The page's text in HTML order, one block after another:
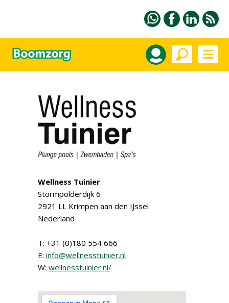
Wellness Tuinier
Stormpolderdijk 6
2921 LL Krimpen aan den IJssel
Nederland
T: +31 (0)180 554 666
E: info@wellnesstuinier.nl
W: wellnesstuinier.nl/